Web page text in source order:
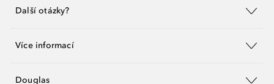
Další otázky?
Více informací
Douglas